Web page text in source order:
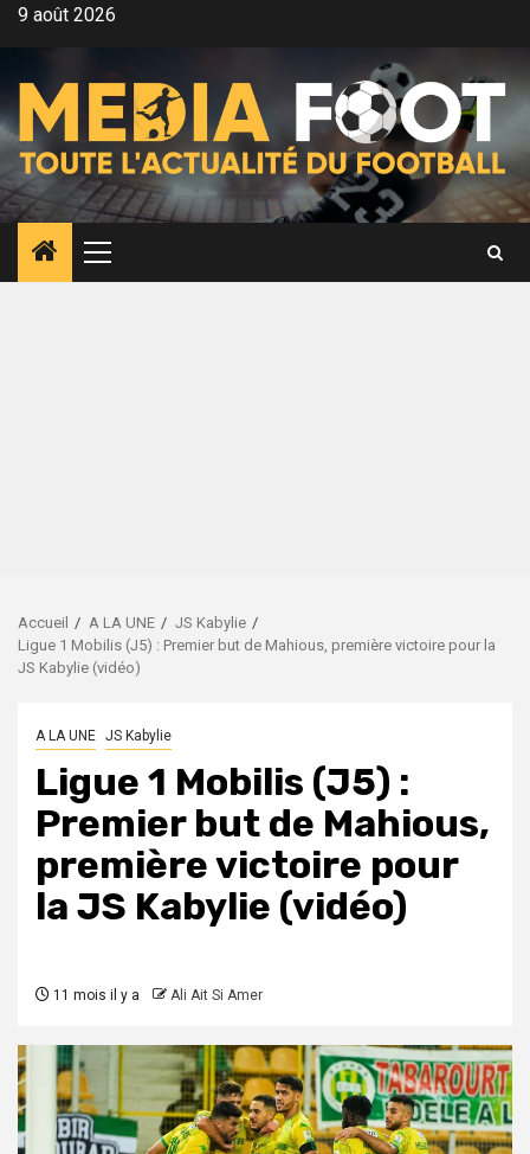
Aller9 août 2026
Menu
principal
Accueil A LA UNE
JS Kabylie
Ligue 1 Mobilis (J5) : Premier but de Mahious, première victoire pour la
JS Kabylie (vidéo)
A LA UNE JS Kabylie
Ligue 1 Mobilis (J5) :
Premier but de Mahious,
première victoire pour
la JS Kabylie (vidéo)
11 mois il y a Ali Ait Si Amer